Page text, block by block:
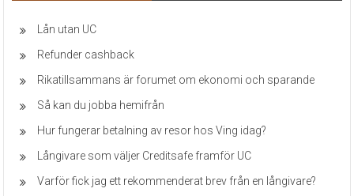
Lån utan UC
Refunder cashback
Rikatillsammans är forumet om ekonomi och sparande
Så kan du jobba hemifrån
Hur fungerar betalning av resor hos Ving idag?
Långivare som väljer Creditsafe framför UC
Varför fick jag ett rekommenderat brev från en långivare?